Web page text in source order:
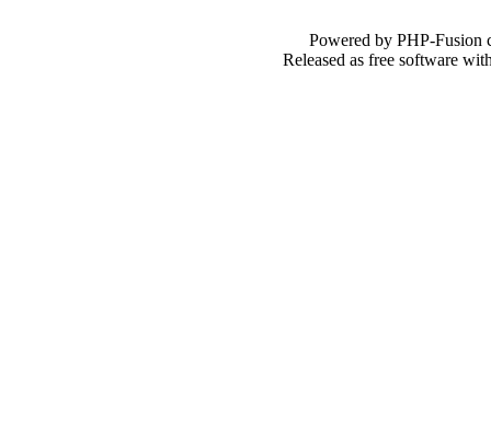
Powered by PHP-
Released as free software